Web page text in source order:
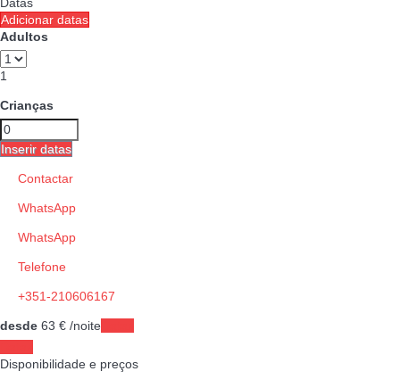
Adicionar datas
Adultos
1
Crianças
Inserir datas
Contactar
WhatsApp
WhatsApp
Telefone
+351-210606167
desde 63 € /noite
Disponibilidade e preços